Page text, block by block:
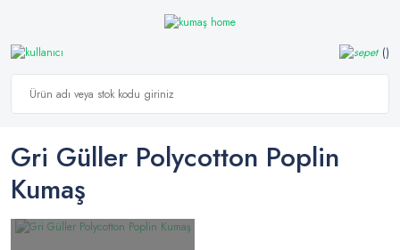
Gri Güller Polycotton Poplin
Kumaş